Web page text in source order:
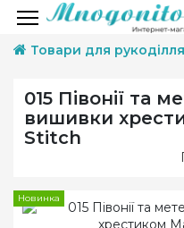
Товари для рукоділля
015 Півонії та
вишивки
Stitch
Новинка